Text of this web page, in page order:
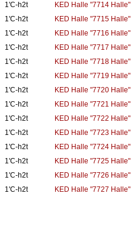
1'C-h2t
KED Halle "7714 Halle"
1'C-h2t
KED Halle "7715 Halle"
1'C-h2t
KED Halle "7716 Halle"
1'C-h2t
KED Halle "7717 Halle"
1'C-h2t
KED Halle "7718 Halle"
1'C-h2t
KED Halle "7719 Halle"
1'C-h2t
KED Halle "7720 Halle"
1'C-h2t
KED Halle "7721 Halle"
1'C-h2t
KED Halle "7722 Halle"
1'C-h2t
KED Halle "7723 Halle"
1'C-h2t
KED Halle "7724 Halle"
1'C-h2t
KED Halle "7725 Halle"
1'C-h2t
KED Halle "7726 Halle"
1'C-h2t KED Halle "7727 Halle"